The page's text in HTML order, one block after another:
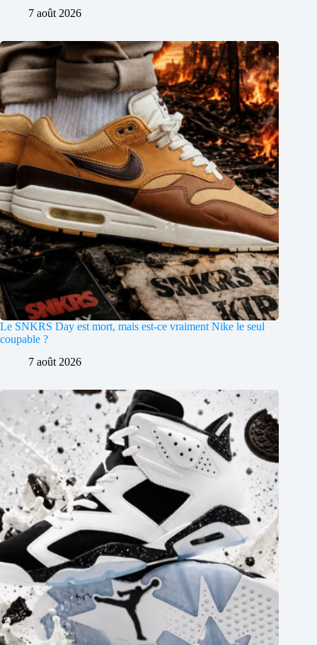
7 août 2026
Le SNKRS Day est mort, mais est-ce vraiment Nike le seul
coupable ?
7 août 2026